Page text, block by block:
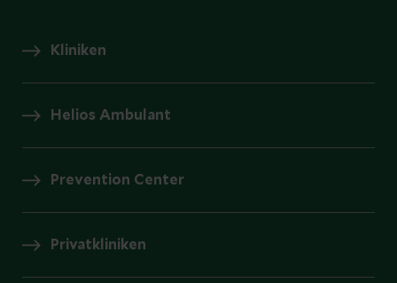
Kliniken
Helios Ambulant
Prevention Center
Privatkliniken